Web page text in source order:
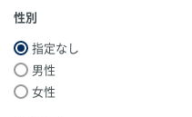
性別
指定なし
男性
女性